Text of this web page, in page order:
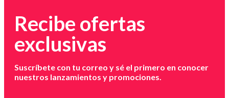
Recibe ofertas
exclusivas
Suscríbete con tu correo y sé el primero en conocer
nuestros lanzamientos y promociones.